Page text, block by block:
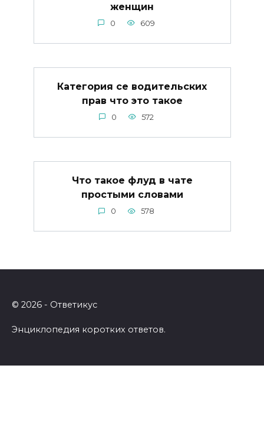
женщин
0 609
Категория се водительских
прав что это такое
0 572
Что такое флуд в чате
простыми словами
0 578
© 2026 - Ответикус
Энциклопедия коротких ответов.